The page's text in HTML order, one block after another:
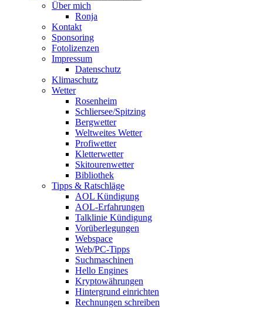
Über mich
Ronja
Kontakt
Sponsoring
Fotolizenzen
Impressum
Datenschutz
Klimaschutz
Wetter
Rosenheim
Schliersee/Spitzing
Bergwetter
Weltweites Wetter
Profiwetter
Kletterwetter
Skitourenwetter
Bibliothek
Tipps & Ratschläge
AOL Kündigung
AOL-Erfahrungen
Talklinie Kündigung
Vorüberlegungen
Webspace
Web/PC-Tipps
Suchmaschinen
Hello Engines
Kryptowährungen
Hintergrund einrichten
Rechnungen schreiben